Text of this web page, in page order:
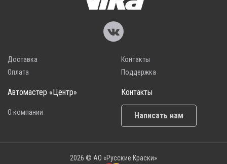
Доставка
Оплата
Контакты
Поддержка
Автомастер «Центр»
О компании
Контакты
Написать нам
2026 © АО «Русские Краски»